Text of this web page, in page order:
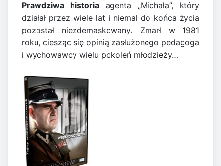
Prawdziwa historia agenta „Michała”, który
działał przez wiele lat i niemal do końca życia
pozostał niezdemaskowany. Zmarł w 1981
roku, ciesząc się opinią zasłużonego pedagoga
i wychowawcy wielu pokoleń młodzieży…